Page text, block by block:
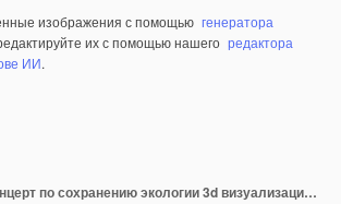
изображения с помощью генератора
их с помощью нашего редактора
ИИ.
ECO icon Концерт по сохранению экологии 3d визуализация иллюстрации